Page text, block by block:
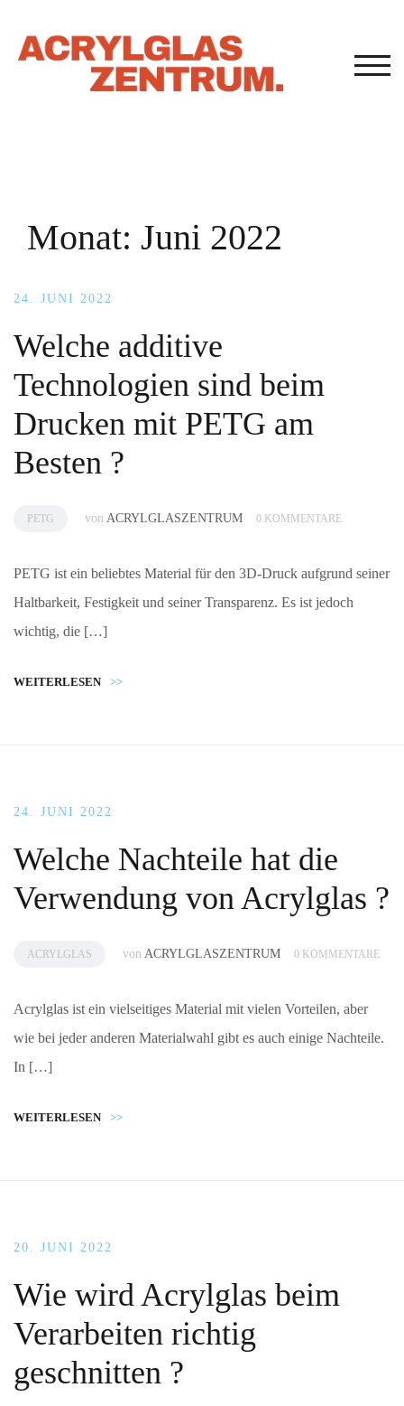
springen
Monat: Juni 2022
24. JUNI 2022
Welche additive
Technologien sind beim
Drucken mit PETG am
Besten ?
PETG von ACRYLGLASZENTRUM 0 KOMMENTARE
PETG ist ein beliebtes Material für den 3D-Druck aufgrund seiner
Haltbarkeit, Festigkeit und seiner Transparenz. Es ist jedoch
wichtig, die […]
WEITERLESEN >>
24. JUNI 2022
Welche Nachteile hat die
Verwendung von Acrylglas ?
ACRYLGLAS von ACRYLGLASZENTRUM 0 KOMMENTARE
Acrylglas ist ein vielseitiges Material mit vielen Vorteilen, aber
wie bei jeder anderen Materialwahl gibt es auch einige Nachteile.
In […]
WEITERLESEN >>
20. JUNI 2022
Wie wird Acrylglas beim
Verarbeiten richtig
geschnitten ?